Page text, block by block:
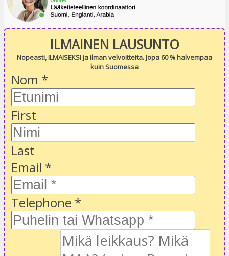
ILMAINEN LAUSUNTO
Nopeasti, ILMAISEKSI ja ilman velvoitteita. Jopa 60 % halvempaa
kuin Suomessa
Nom *
First
Last
Email *
Telephone *